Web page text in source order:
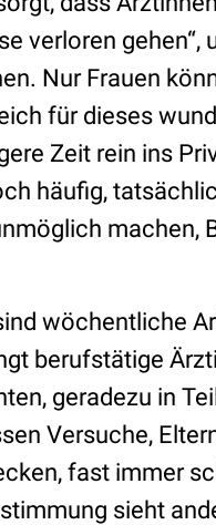
verloren gehen“,
Nur Frauen
für dieses
Zeit rein ins
häufig,
machen,
wöchentliche
berufstätige
geradezu in
Versuche,
fast immer
sieht